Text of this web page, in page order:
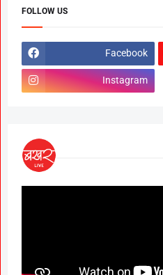
FOLLOW US
Facebook
Instagram